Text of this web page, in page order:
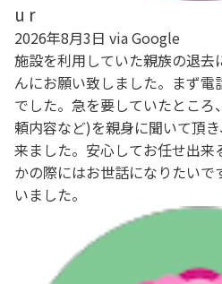
u r
2026年8月3日 via Google
施設を利用していた親族の退去
んにお願い致しました。まず
でした。急を要していたとこ
頼内容など)を親身に聞いて頂
来ました。安心してお任せ出来
かの際にはお世話になりたいで
いました。